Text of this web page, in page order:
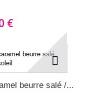
€
beurre salé /...